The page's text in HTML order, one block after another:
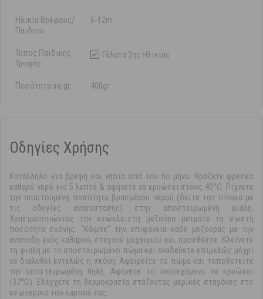
Ηλικία Βρέφους/
Παιδιού:
6-12m
Τύπος Παιδικής
Τροφής:
Γάλατα 2ης Ηλικίας
Ποσότητα σε gr: 400gr
Οδηγίες Χρήσης
Κατάλληλο για βρέφη και νήπια από τον 6ο μήνα. Βράζετε φρέσκο
καθαρό νερό για 5 λεπτά & αφήνετε να κρυώσει στους 40°C. Ρίχνετε
την απαιτούμενη ποσότητα βρασμένου νερού (δείτε τον πίνακα με
τις οδηγίες ανασύστασης) στην αποστειρωμένη φιάλη.
Χρησιμοποιώντας την εσώκλειστη μεζούρα μετράτε τη σωστή
ποσότητα σκόνης. “Κόψτε” την επιφάνεια κάθε μεζούρας με την
ανάποδη ενός καθαρού, στεγνού μαχαιριού και προσθέστε. Κλείνετε
τη φιάλη με το αποστειρωμένο πώμα και αναδεύετε επιμελώς μέχρι
να διαλυθεί εντελώς η σκόνη. Αφαιρείτε το πώμα και τοποθετείτε
την αποστειρωμένη θηλή. Αφήνετε το περιεχόμενο να κρυώσει
(37°C). Ελέγχετε τη θερμοκρασία στάζοντας μερικές σταγόνες στο
εσωτερικό του καρπού σας.